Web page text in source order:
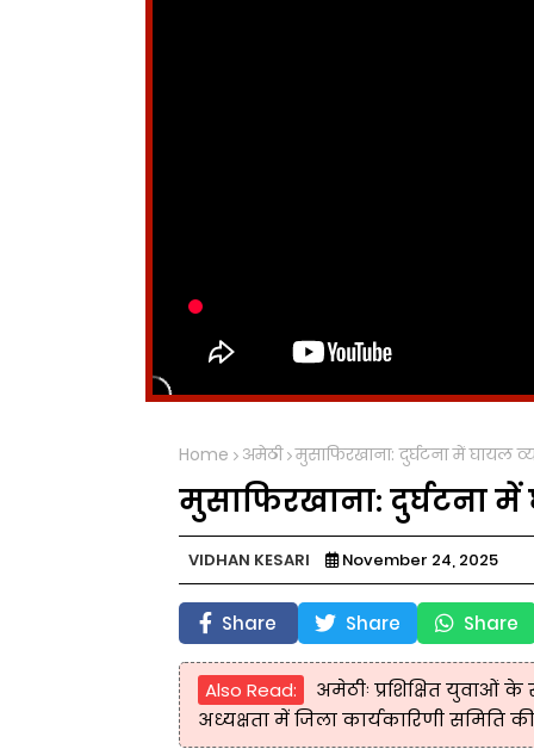
Home अमेठी मुसाफिरखाना: दुर्घटना में घायल
मुसाफिरखाना: दुर्घटना
VIDHAN KESARI November 24, 2025
Share Share Share
Also Read:
अमेठीः प्रशिक्षित युवाओं
अध्यक्षता में जिला कार्यकारिणी समिति